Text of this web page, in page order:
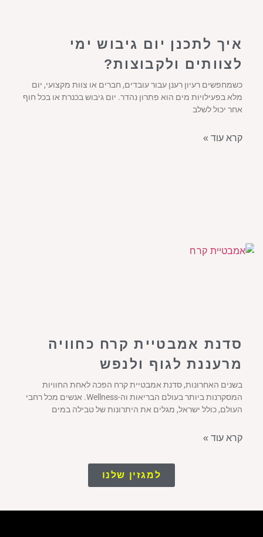
איך לתכנן יום גיבוש ימי
לצוותים ולקבוצות?
כשמחפשים רעיון רענן עבור עובדים, חברים או צוות מקצועי, יום
מלא בפעילויות מים הוא פתרון נהדר. יום גיבוש בכנרת או בכל חוף
אחר יכול לשלב
קרא עוד »
סדנת אמבטיית קרח כחוויה
מרעננת לגוף ולנפש
בשנים האחרונות, סדנת אמבטיית קרח הפכה לאחת החוויות
המסקרנות ביותר בעולם הבריאות וה-Wellness. אנשים מכל רחבי
העולם, כולל ישראל, מגלים את היתרונות של טבילה במים
קרא עוד »
למגזין שלנו